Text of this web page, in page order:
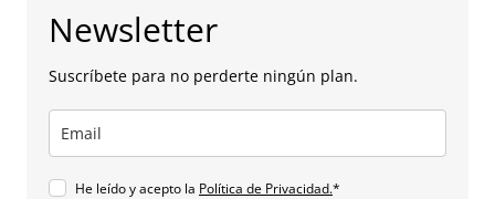
Newsletter
Suscríbete para no perderte ningún plan.
He leído y acepto la Política de Privacidad.*